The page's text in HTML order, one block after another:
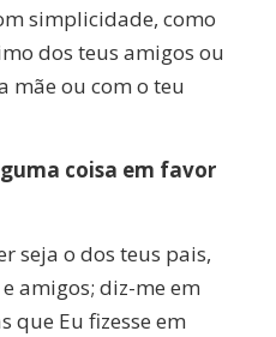
simplicidade, como
dos teus amigos ou
mãe ou com o teu
coisa em favor
seja o dos teus pais,
amigos; diz-me em
que Eu fizesse em